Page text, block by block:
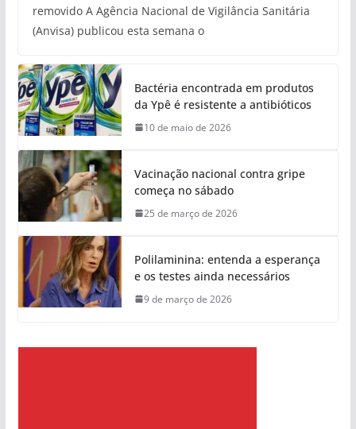
removido A Agência Nacional de Vigilância Sanitária
(Anvisa) publicou esta semana o
Bactéria encontrada em produtos
da Ypê é resistente a antibióticos
10 de maio de 2026
Vacinação nacional contra gripe
começa no sábado
25 de março de 2026
Polilaminina: entenda a esperança
e os testes ainda necessários
9 de março de 2026